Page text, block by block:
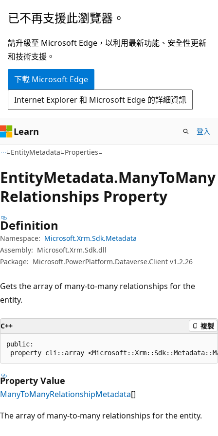
跳
主
要
內
跳
頁
面
內
覽
已不再支援此瀏覽器。
請升級至 Microsoft Edge，以利用最新功能、安全性更新
和技術支援。
下載 Microsoft Edge
Internet Explorer 和 Microsoft Edge 的詳細資訊
Learn 登入
EntityMetadata Properties
EntityMetadata.ManyToMany
Relationships Property
Definition
Namespace: Microsoft.Xrm.Sdk.Metadata
Assembly: Microsoft.Xrm.Sdk.dll
Package: Microsoft.PowerPlatform.Dataverse.Client v1.2.26
Gets the array of many-to-many relationships for the
entity.
C++ 複製
public:
property cli::array
Property Value
ManyToManyRelationshipMetadata[]
The array of many-to-many relationships for the entity.